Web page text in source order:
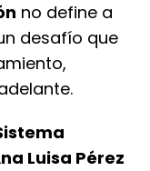
no define a
desafío que
Luisa Pérez